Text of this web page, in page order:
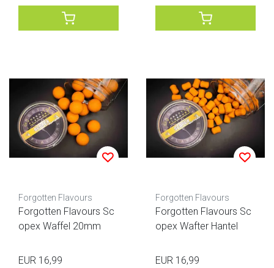
Forgotten Flavours
Forgotten Flavours Sc
opex Waffel 20mm
EUR 16,99
Forgotten Flavours
Forgotten Flavours Sc
opex Wafter Hantel
EUR 16,99